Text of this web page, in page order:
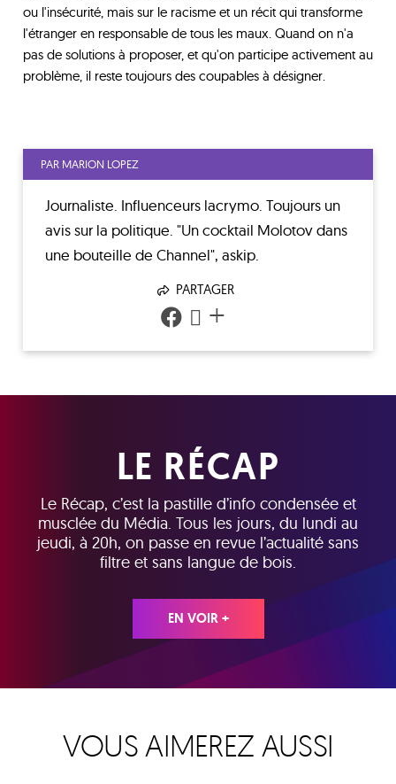
ou l'insécurité, mais sur le racisme et un récit qui transforme
l'étranger en responsable de tous les maux. Quand on n'a
pas de solutions à proposer, et qu'on participe activement au
problème, il reste toujours des coupables à désigner.
PAR MARION LOPEZ
Journaliste. Influenceurs lacrymo. Toujours un
avis sur la politique. "Un cocktail Molotov dans
une bouteille de Channel", askip.
PARTAGER
+
LE RÉCAP
Le Récap, c’est la pastille d’info condensée et
musclée du Média. Tous les jours, du lundi au
jeudi, à 20h, on passe en revue l’actualité sans
filtre et sans langue de bois.
EN VOIR +
VOUS AIMEREZ AUSSI